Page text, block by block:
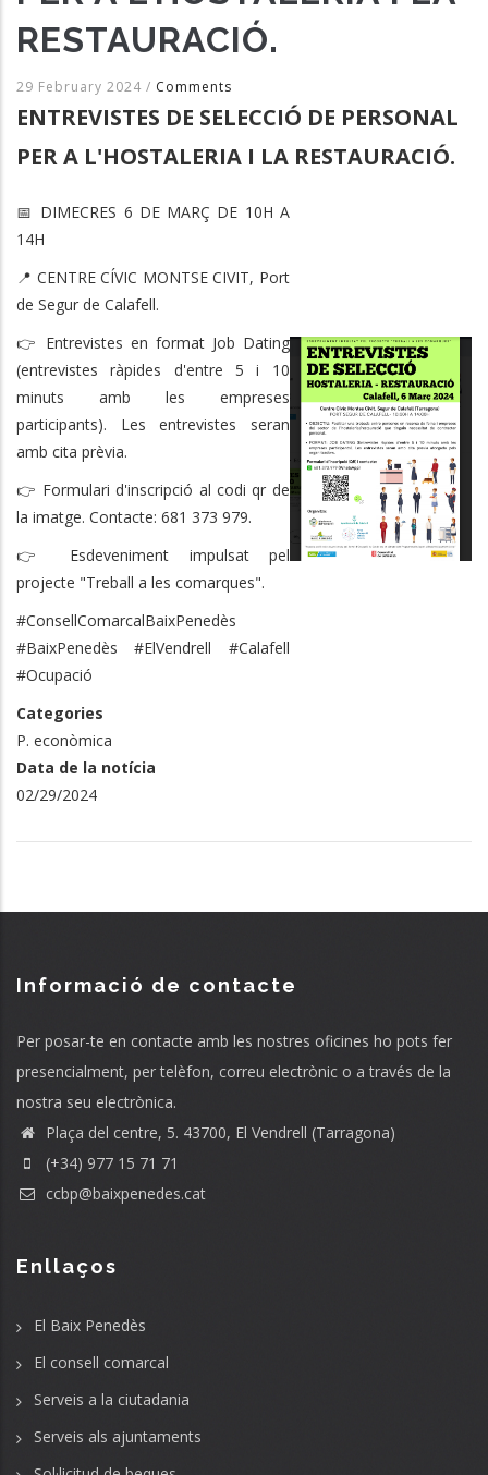
RESTAURACIÓ.
29 February 2024 / Comments
ENTREVISTES DE SELECCIÓ DE PERSONAL
PER A L'HOSTALERIA I LA RESTAURACIÓ.
📅 DIMECRES 6 DE MARÇ DE 10H A
14H
📍 CENTRE CÍVIC MONTSE CIVIT, Port
de Segur de Calafell.
👉 Entrevistes en format Job Dating
(entrevistes ràpides d'entre 5 i 10
minuts amb les empreses
participants). Les entrevistes seran
amb cita prèvia.
👉 Formulari d'inscripció al codi qr de
la imatge. Contacte: 681 373 979.
👉 Esdeveniment impulsat pel
projecte "Treball a les comarques".
#ConsellComarcalBaixPenedès
#BaixPenedès #ElVendrell #Calafell
#Ocupació
Categories
P. econòmica
Data de la notícia
02/29/2024
Informació de contacte
Per posar-te en contacte amb les nostres oficines ho pots fer
presencialment, per telèfon, correu electrònic o a través de la
nostra seu electrònica.
Plaça del centre, 5. 43700, El Vendrell (Tarragona)
(+34) 977 15 71 71
ccbp@baixpenedes.cat
Enllaços
El Baix Penedès
El consell comarcal
Serveis a la ciutadania
Serveis als ajuntaments